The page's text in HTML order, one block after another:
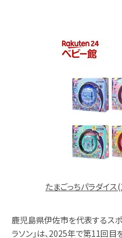
たまごっちパラダイス
鹿児島県伊佐市を代表するスポ
ラソン」は、2025年で第11回目